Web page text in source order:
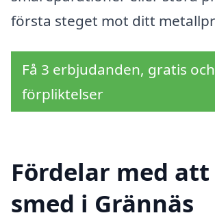
första steget mot ditt
Få 3 erbjudanden, gratis
förpliktelser
Fördelar med
smed i Grännäs